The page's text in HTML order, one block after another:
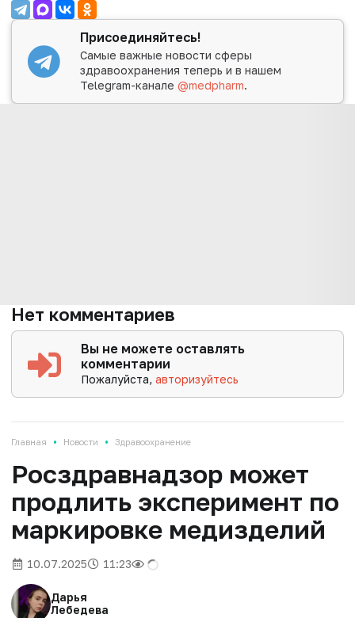
Присоединяйтесь!
Самые важные новости сферы
здравоохранения теперь и в нашем
Telegram-канале@medpharm.
Нет комментариев
Вы не можете оставлять
комментарии
Пожалуйста,авторизуйтесь
Главная • Новости • Здравоохранение
Росздравнадзор может
продлить эксперимент по
маркировке медизделий
10.07.2025 11:23
Дарья
Лебедева